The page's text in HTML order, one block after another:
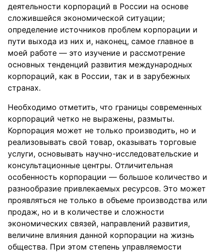
деятельности корпораций в России на основе
сложившейся экономической ситуации;
определение источников проблем корпорации и
пути выхода из них и, наконец, самое главное в
моей работе — это изучение и рассмотрение
основных тенденций развития международных
корпораций, как в России, так и в зарубежных
странах.
Необходимо отметить, что границы современных
корпораций четко не выражены, размыты.
Корпорация может не только производить, но и
реализовывать свой товар, оказывать торговые
услуги, основывать научно-исследовательские и
консультационные центры. Отличительная
особенность корпорации — большое количество и
разнообразие привлекаемых ресурсов. Это может
проявляться не только в объеме производства или
продаж, но и в количестве и сложности
экономических связей, направлений развития,
величине влияния данной корпорации на жизнь
общества. При этом степень управляемости